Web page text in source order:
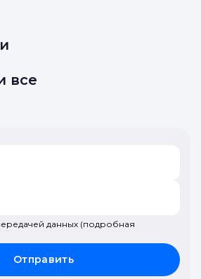
все
данных (подробная
Отправить